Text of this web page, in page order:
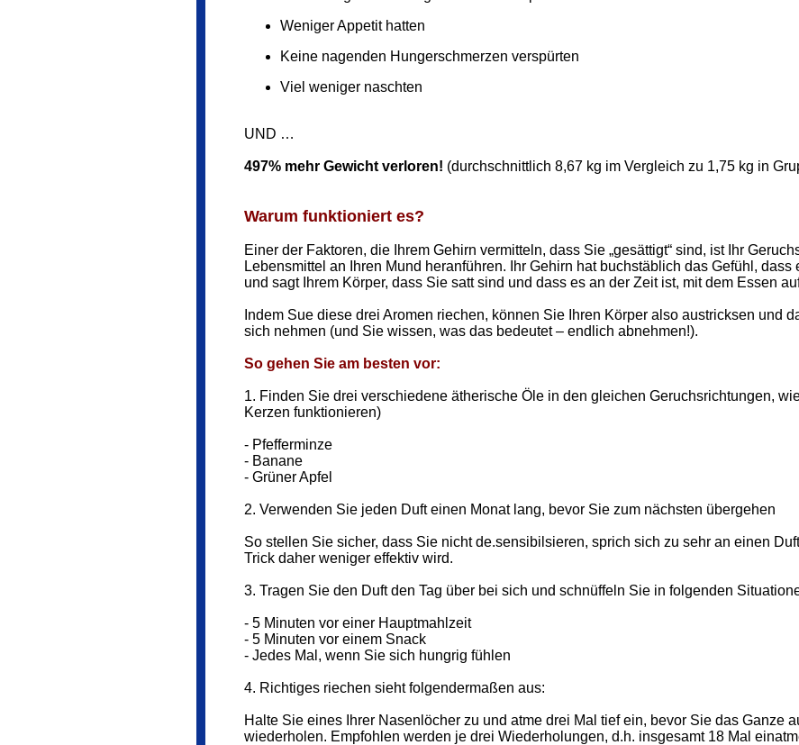
Weniger Appetit hatten
Keine nagenden Hungerschmerzen verspürten
Viel weniger naschten
UND …
497% mehr Gewicht verloren! (durchschnittlich 8,67 kg im Vergleich zu 1,75 kg in
Warum funktioniert es?
Einer der Faktoren, die Ihrem Gehirn vermitteln, dass Sie „gesättigt“ sind, ist Ihr
Lebensmittel an Ihren Mund heranführen. Ihr Gehirn hat buchstäblich das Gefühl, dass
und sagt Ihrem Körper, dass Sie satt sind und dass es an der Zeit ist, mit dem Essen
Indem Sue diese drei Aromen riechen, können Sie Ihren Körper also austricksen und
sich nehmen (und Sie wissen, was das bedeutet – endlich abnehmen!).
So gehen Sie am besten vor:
1. Finden Sie drei verschiedene ätherische Öle in den gleichen Geruchsrichtungen,
Kerzen funktionieren)
- Pfefferminze
- Banane
- Grüner Apfel
2. Verwenden Sie jeden Duft einen Monat lang, bevor Sie zum nächsten übergehen
So stellen Sie sicher, dass Sie nicht de.sensibilsieren, sprich sich zu sehr an einen
Trick daher weniger effektiv wird.
3. Tragen Sie den Duft den Tag über bei sich und schnüffeln Sie in folgenden
- 5 Minuten vor einer Hauptmahlzeit
- 5 Minuten vor einem Snack
- Jedes Mal, wenn Sie sich hungrig fühlen
4. Richtiges riechen sieht folgendermaßen aus:
Halte Sie eines Ihrer Nasenlöcher zu und atme drei Mal tief ein, bevor Sie das Ganze
wiederholen. Empfohlen werden je drei Wiederholungen, d.h. insgesamt 18 Mal